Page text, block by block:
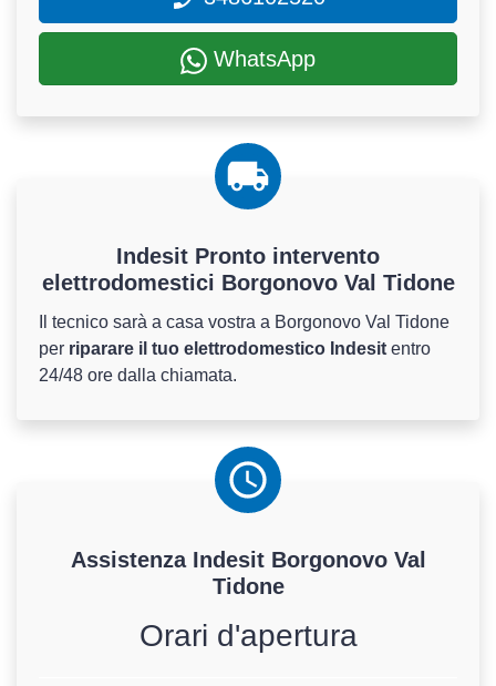
WhatsApp
Indesit Pronto intervento
elettrodomestici Borgonovo Val Tidone
Il tecnico sarà a casa vostra a Borgonovo Val Tidone
per riparare il tuo elettrodomestico Indesit entro
24/48 ore dalla chiamata.
Assistenza IndesitBorgonovo Val
Tidone
Orari d'apertura